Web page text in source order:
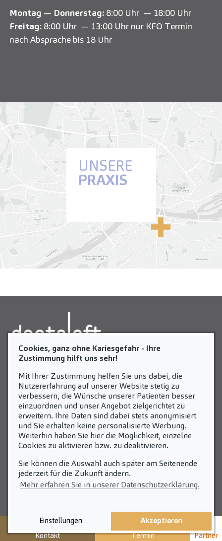
UNSERE
PRAXIS
Montag — Donnerstag: 8:00 Uhr — 18:00 Uhr
Freitag: 8:00 Uhr — 13:00 Uhr nur KFO Termin
nach Absprache bis 18 Uhr
LEISTUNGEN
Unsere Leistungen
NEWS
News-Beiträge
KARRIERE
Lust auf Karriere?
Stellenangebote
Fakten
Geschichten aus
der Praxis
STANDORTE
Unsere Standorte
Termin
Kontakt Partner
Cookies, ganz ohne Kariesgefahr - Ihre
Zustimmung hilft uns sehr!
Mit Ihrer Zustimmung helfen Sie uns dabei, die
Nutzererfahrung auf unserer Website stetig zu
verbessern, die Wünsche unserer Patienten besser
einzuordnen und unser Angebot zielgerichtet zu
erweitern. Ihre Daten sind dabei stets anonymisiert
und Sie erhalten keine personalisierte Werbung.
Weiterhin haben Sie hier die Möglichkeit, einzelne
Cookies zu aktivieren bzw. zu deaktivieren.
Sie können die Auswahl auch später am Seitenende
jederzeit für die Zukunft ändern.
Mehr erfahren Sie in unserer Datenschutzerklärung.
Akzeptieren
Einstellungen